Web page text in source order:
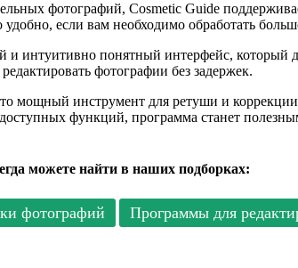
фотографий, Cosmetic Guide
если вам необходимо обработать
и интуитивно понятный интерфейс, который
фотографии без задержек.
мощный инструмент для ретуши и коррекции
функций, программа станет
можете найти в наших подборках:
фотографий Программы для